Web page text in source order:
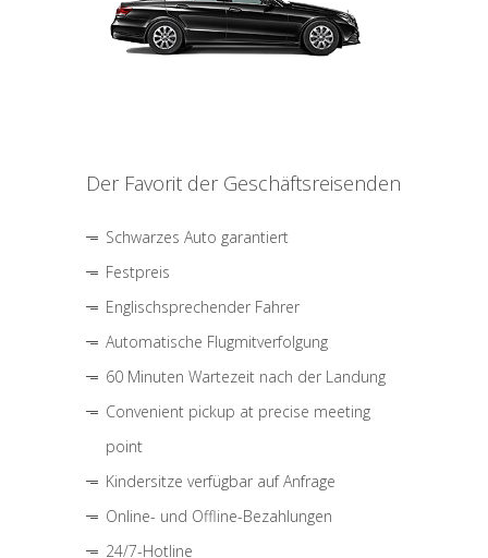
Der Favorit der Geschäftsreisenden
Schwarzes Auto garantiert
Festpreis
Englischsprechender Fahrer
Automatische Flugmitverfolgung
60 Minuten Wartezeit nach der Landung
Convenient pickup at precise meeting
point
Kindersitze verfügbar auf Anfrage
Online- und Offline-Bezahlungen
24/7-Hotline